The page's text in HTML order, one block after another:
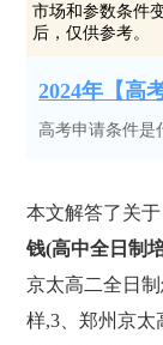
市场和参数条件
后，仅供参考。
2024年【高
高考申请条件是
本文解答了关
钱(高中全日制
京太高二全日
样,3、郑州京太